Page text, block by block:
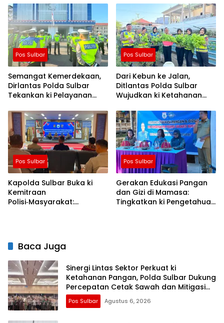
Sawah dan Mitigasi
Kekeringan
Pos Sulbar
Semangat Kemerdekaan,
Dirlantas Polda Sulbar
Tekankan ki Pelayanan
Menyentuh Hati
Pos Sulbar
Dari Kebun ke Jalan,
Ditlantas Polda Sulbar
Wujudkan ki Ketahanan
untuk Masyarakat
Pos Sulbar
Kapolda Sulbar Buka ki
Kemitraan
Polisi‑Masyarakat:
Pos Sulbar
Gerakan Edukasi Pangan
dan Gizi di Mamasa:
Tingkatkan ki Pengetahuan
Baca Juga
Sinergi Lintas Sektor Perkuat ki
Ketahanan Pangan, Polda Sulbar Dukung
Percepatan Cetak Sawah dan Mitigasi
Kekeringan
Pos Sulbar Agustus 6, 2026